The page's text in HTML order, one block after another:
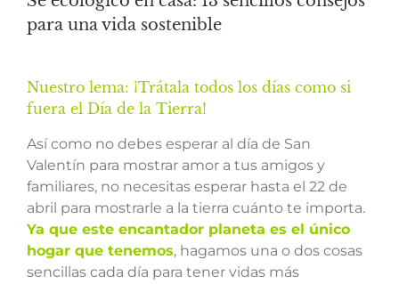
para una vida sostenible
Nuestro lema: ¡Trátala todos los días como si
fuera el Día de la Tierra!
Así como no debes esperar al día de San
Valentín para mostrar amor a tus amigos y
familiares, no necesitas esperar hasta el 22 de
abril para mostrarle a la tierra cuánto te importa.
Ya que este encantador planeta es el único
hogar que tenemos, hagamos una o dos cosas
sencillas cada día para tener vidas más